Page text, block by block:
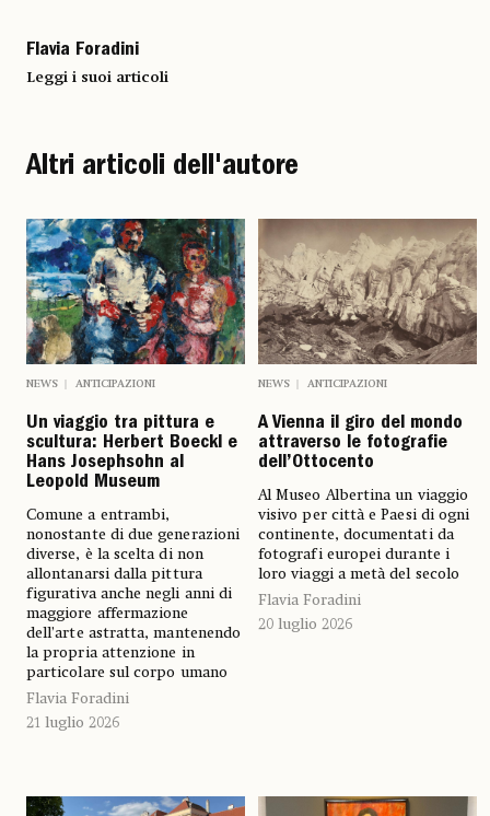
Flavia Foradini
Leggi i suoi articoli
Altri articoli dell'autore
NEWS ANTICIPAZIONI
Un viaggio tra pittura e
scultura: Herbert Boeckl e
Hans Josephsohn al
Leopold Museum
Comune a entrambi,
nonostante di due generazioni
diverse, è la scelta di non
allontanarsi dalla pittura
figurativa anche negli anni di
maggiore affermazione
dell’arte astratta, mantenendo
la propria attenzione in
particolare sul corpo umano
Flavia Foradini
21 luglio 2026
NEWS ANTICIPAZIONI
A Vienna il giro del mondo
attraverso le fotografie
dell’Ottocento
Al Museo Albertina un viaggio
visivo per città e Paesi di ogni
continente, documentati da
fotografi europei durante i
loro viaggi a metà del secolo
Flavia Foradini
20 luglio 2026